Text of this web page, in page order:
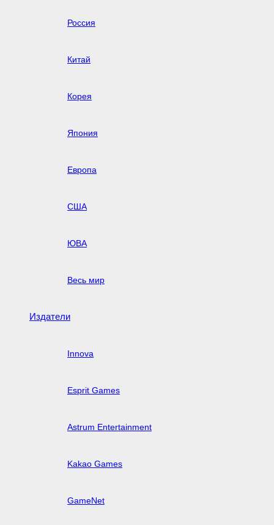
Россия
Китай
Корея
Япония
Европа
США
ЮВА
Весь мир
Издатели
Innova
Esprit Games
Astrum Entertainment
Kakao Games
GameNet